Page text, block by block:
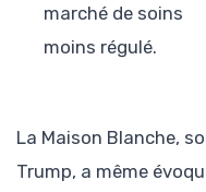
marché de soins
moins régulé.
La Maison Blanche,
Trump, a même